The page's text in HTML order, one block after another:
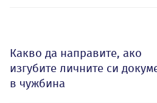
Какво да направите, ако
изгубите личните си
в чужбина